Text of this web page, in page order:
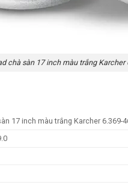
chà sàn 17 inch màu trắng Karcher
17 inch màu trắng Karcher 6.369-